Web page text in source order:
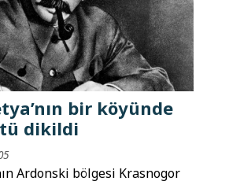
bir köyünde
dikildi
Ardonski bölgesi Krasnogor